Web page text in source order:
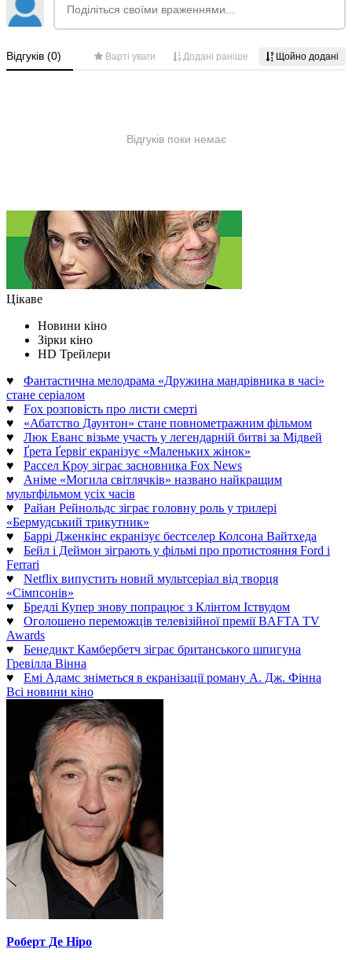
Цікаве
Новини кіно
Зірки кіно
HD Трейлери
♥ Фантастична мелодрама «Дружина мандрівника в часі»
стане серіалом
♥ Fox розповість про листи смерті
♥ «Абатство Даунтон» стане повнометражним фільмом
♥ Люк Еванс візьме участь у легендарній битві за Мідвей
♥ Ґрета Ґервіґ екранізує «Маленьких жінок»
♥ Рассел Кроу зіграє засновника Fox News
♥ Аніме «Могила світлячків» названо найкращим
мультфільмом усіх часів
♥ Райан Рейнольдс зіграє головну роль у трилері
«Бермудський трикутник»
♥ Баррі Дженкінс екранізує бестселер Колсона Вайтхеда
♥ Бейл і Деймон зіграють у фільмі про протистояння Ford і
Ferrari
♥ Netflix випустить новий мультсеріал від творця
«Сімпсонів»
♥ Бредлі Купер знову попрацює з Клінтом Іствудом
♥ Оголошено переможців телевізійної премії BAFTA TV
Awards
♥ Бенедикт Камбербетч зіграє британського шпигуна
Гревілла Вінна
♥ Емі Адамс зніметься в екранізації роману А. Дж. Фінна
Всі новини кіно
Роберт Де Ніро